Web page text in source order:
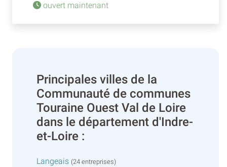
ouvert maintenant
Principales villes de la
Communauté de communes
Touraine Ouest Val de Loire
dans le département d'Indre-
et-Loire :
Langeais (24 entreprises)